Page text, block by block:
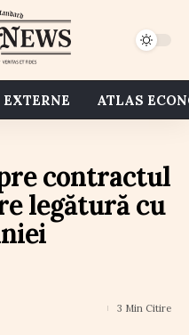
EXTERNE ATLAS
contractul
legătură cu
3 Min Citire